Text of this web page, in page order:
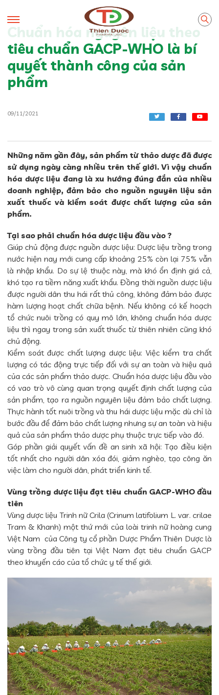
Chuẩn hóa nguyên liệu theo
tiêu chuẩn GACP-WHO là bí
quyết thành công của sản
phẩm
09/11/2021
Những năm gần đây, sản phẩm từ thảo dược đã được
sử dụng ngày càng nhiều trên thế giới. Vì vậy chuẩn
hóa dược liệu đang là xu hướng đúng đắn của nhiều
doanh nghiệp, đảm bảo cho nguồn nguyên liệu sản
xuất thuốc và kiểm soát được chất lượng của sản
phẩm.
Tại sao phải chuẩn hóa dược liệu đầu vào ?
Giúp chủ động được nguồn dược liệu: Dược liệu trồng trong
nước hiện nay mới cung cấp khoảng 25% còn lại 75% vẫn
là nhập khẩu. Do sự lệ thuộc này, mà khó ổn định giá cả,
khó tạo ra tiềm năng xuất khẩu. Đồng thời nguồn dược liệu
được người dân thu hái rất thủ công, không đảm bảo được
hàm lượng hoạt chất chữa bệnh. Nếu không có kế hoạch
tổ chức nuôi trồng có quy mô lớn, không chuẩn hóa dược
liệu thì ngay trong sản xuất thuốc từ thiên nhiên cũng khó
chủ động.
Kiểm soát được chất lượng dược liệu: Việc kiểm tra chất
lượng có tác động trực tiếp đối với sự an toàn và hiệu quả
của các sản phẩm thảo dược. Chuẩn hóa dược liệu đầu vào
có vao trò vô cùng quan trọng quyết định chất lượng của
sản phẩm, tạo ra nguồn nguyên liệu đảm bảo chất lượng.
Thực hành tốt nuôi trồng và thu hái dược liệu mặc dù chỉ là
bước đầu để đảm bảo chất lượng nhưng sự an toàn và hiệu
quả của sản phẩm thảo dược phụ thuộc trực tiếp vào đó.
Góp phần giải quyết vấn đề an sinh xã hội: Tạo điều kiện
tốt nhất cho người dân xóa đói, giảm nghèo, tạo công ăn
việc làm cho người dân, phát triển kinh tế.
Vùng trồng dược liệu đạt tiêu chuẩn GACP-WHO đầu
tiên
Vùng dược liệu Trinh nữ Crila (Crinum latifolium L. var. crilae
Tram & Khanh) một thứ mới của loài trinh nữ hoàng cung
Việt Nam của Công ty cổ phần Dược Phẩm Thiên Dược là
vùng trồng đầu tiên tại Việt Nam đạt tiêu chuẩn GACP
theo khuyến cáo của tổ chức y tế thế giới.